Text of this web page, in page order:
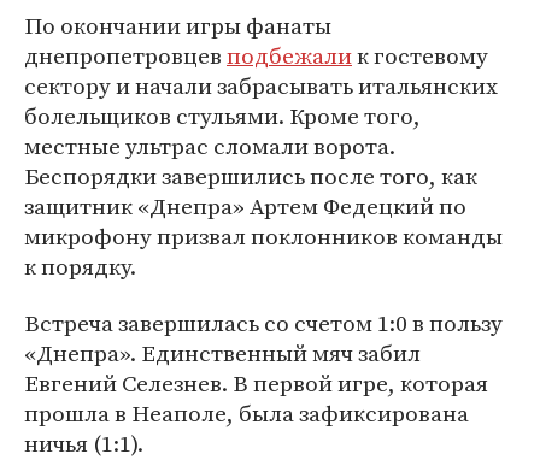
По окончании игры фанаты
днепропетровцевподбежалик гостевому
сектору и начали забрасывать итальянских
болельщиков стульями. Кроме того,
местные ультрас сломали ворота.
Беспорядки завершились после того, как
защитник «Днепра» Артем Федецкий по
микрофону призвал поклонников команды
к порядку.
Встреча завершилась со счетом 1:0 в пользу
«Днепра». Единственный мяч забил
Евгений Селезнев. В первой игре, которая
прошла в Неаполе, была зафиксирована
ничья (1:1).